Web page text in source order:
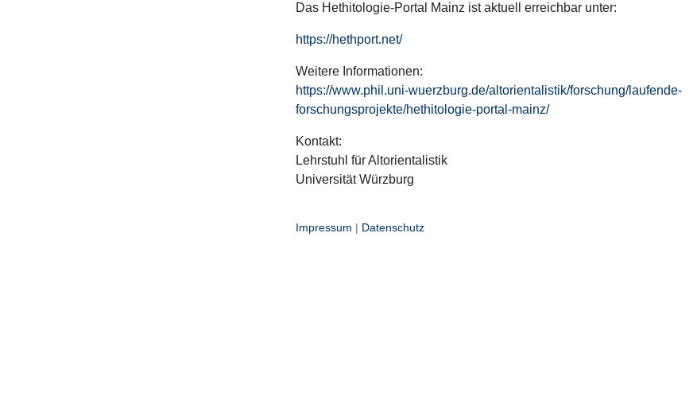
Das Hethitologie-Portal Mainz ist aktuell erreichbar unter:
https://hethport.net/
Weitere Informationen:
https://www.phil.uni-wuerzburg.de/altorientalistik/forschung/laufende-
forschungsprojekte/hethitologie-portal-mainz/
Kontakt:
Lehrstuhl für Altorientalistik
Universität Würzburg
Impressum | Datenschutz